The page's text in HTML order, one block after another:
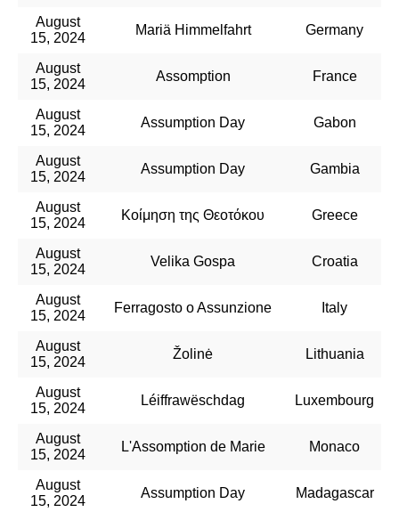
August
15, 2024
Mariä Himmelfahrt Germany
August
15, 2024
Assomption France
August
15, 2024
Assumption Day Gabon
August
15, 2024
Assumption Day Gambia
August
15, 2024
Κοίμηση της Θεοτόκου Greece
August
15, 2024
Velika Gospa Croatia
August
15, 2024
Ferragosto o Assunzione Italy
August
15, 2024
Žolinė Lithuania
August
15, 2024
Léiffrawëschdag Luxembourg
August
15, 2024
L'Assomption de Marie Monaco
August
15, 2024
Assumption Day Madagascar